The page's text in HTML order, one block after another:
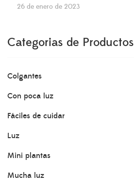
26 de enero de 2023
Categorias de Productos
Colgantes
Con poca luz
Fáciles de cuidar
Luz
Mini plantas
Mucha luz